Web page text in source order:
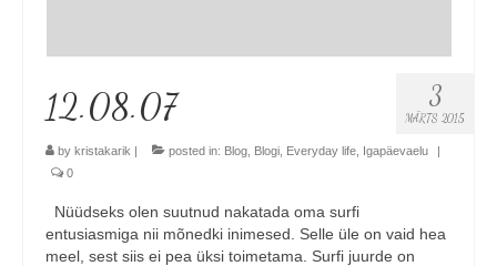
3
MÄRTS 2015
12.08.07
by kristakarik | posted in: Blog Blogi Everyday life Igapäevaelu
|
0
Nüüdseks olen suutnud nakatada oma surfi
entusiasmiga nii mõnedki inimesed. Selle üle on vaid hea
meel, sest siis ei pea üksi toimetama. Surfi juurde on